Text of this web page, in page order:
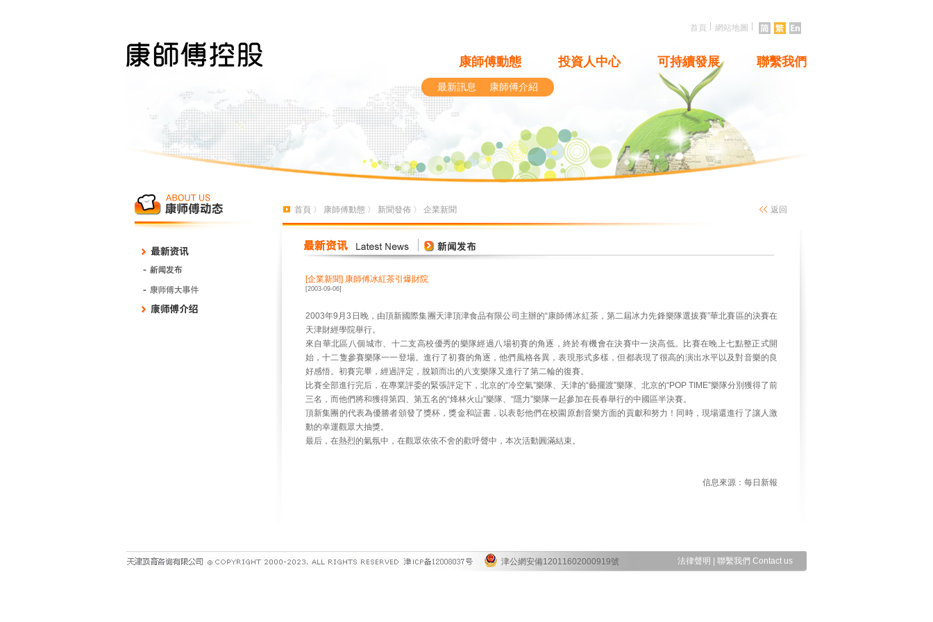
首頁 網站地圖
康師傅動態 投資人中心 可持續發展 聯繫我們
最新訊息 康師傅介紹
首頁 〉 康師傅動態 〉 新聞發佈 〉 企業新聞 返回
[企業新聞] 康師傅冰紅茶引爆財院
[2003-09-06]
2003年9月3日晚，由頂新國際集團天津頂津食品有限公司主辦的“康師傅冰紅茶，第二屆冰力先鋒樂隊選拔賽”華北賽區的決賽在
天津財經學院舉行。
來自華北區八個城市、十二支高校優秀的樂隊經過八場初賽的角逐，終於有機會在決賽中一決高低。比賽在晚上七點整正式開
始，十二隻參賽樂隊一一登場。進行了初賽的角逐，他們風格各異，表現形式多樣，但都表現了很高的演出水平以及對音樂的良
好感悟。初賽完畢，經過評定，脫穎而出的八支樂隊又進行了第二輪的復賽。
比賽全部進行完后，在專業評委的緊張評定下，北京的“冷空氣”樂隊、天津的“藝擺渡”樂隊、北京的“POP TIME”樂隊分別獲得了前
三名，而他們將和獲得第四、第五名的“烽林火山”樂隊、“隱力”樂隊一起參加在長春舉行的中國區半決賽。
頂新集團的代表為優勝者頒發了獎杯，獎金和証書，以表彰他們在校園原創音樂方面的貢獻和努力！同時，現場還進行了讓人激
動的幸運觀眾大抽獎。
最后，在熱烈的氣氛中，在觀眾依依不舍的歡呼聲中，本次活動圓滿結束。
信息來源：每日新報
津公網安備12011602000919號 法律聲明 聯繫我們 Contact us